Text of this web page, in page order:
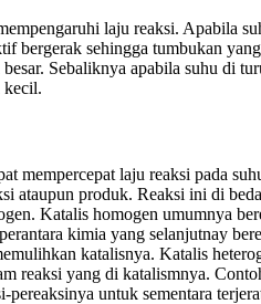
laju reaksi. Apabila
bergerak sehingga tumbukan
Sebaliknya apabila suhu di
kecil.
mempercepat laju reaksi pada
ataupun produk. Reaksi ini di
Katalis homogen umumnya
kimia yang selanjutnay
katalisnya. Katalis
reaksi yang di katalismnya.
pereaksinya untuk sementara